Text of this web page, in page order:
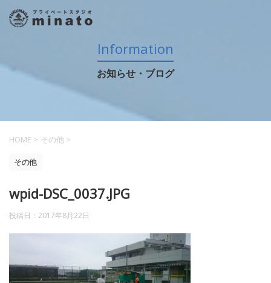
Information
お知らせ・ブログ
HOME > その他 >
その他
wpid-DSC_0037.JPG
投稿日： 2017年8月22日